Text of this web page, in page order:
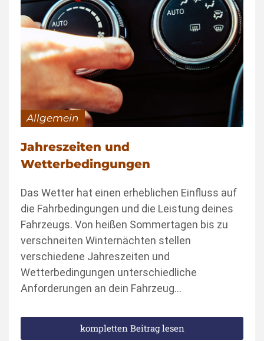
Allgemein
Jahreszeiten und
Wetterbedingungen
Das Wetter hat einen erheblichen Einfluss auf
die Fahrbedingungen und die Leistung deines
Fahrzeugs. Von heißen Sommertagen bis zu
verschneiten Winternächten stellen
verschiedene Jahreszeiten und
Wetterbedingungen unterschiedliche
Anforderungen an dein Fahrzeug…
kompletten Beitrag lesen